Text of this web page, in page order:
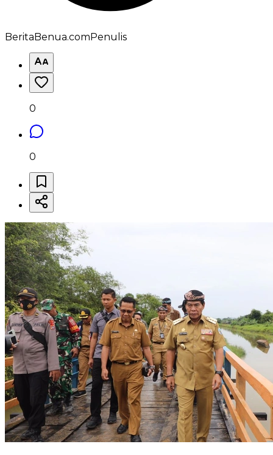
BeritaBenua.com Penulis
0
0